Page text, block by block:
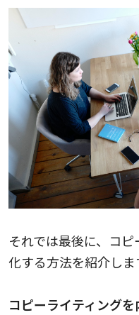
それでは最後に、コ
化する方法を紹介しま
コピーライティング